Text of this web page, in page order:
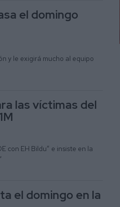
el domingo
y le exigirá mucho al equipo
las víctimas del
con EH Bildu” e insiste en la
el domingo en la